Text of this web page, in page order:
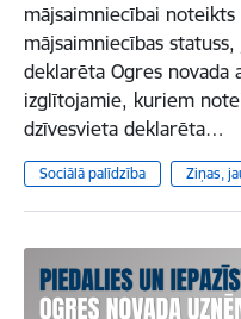
mājsaimniecībai
mājsaimniecības
deklarēta Ogres
izglītojamie, kuriem
dzīvesvieta deklarēta…
Sociālā palīdzība Ziņas,